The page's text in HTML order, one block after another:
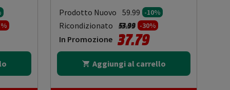
da
Prodotto Nuovo 59.99 -10%
Ricondizionato Prezzo ridotto da
53.99a-30%
In Promozione 37.79
Aggiungi al carrello